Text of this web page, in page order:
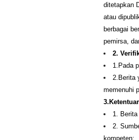
ditetapkan
atau
berbagai
pemirsa,
2.
1.Pada
2.Berita
memenuhi
1.
2.
kompeten;